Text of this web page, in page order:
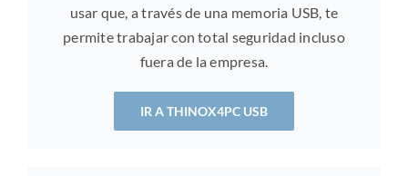
usar que, a través de una memoria USB, te
permite trabajar con total seguridad incluso
fuera de la empresa.
IR A THINOX4PC USB